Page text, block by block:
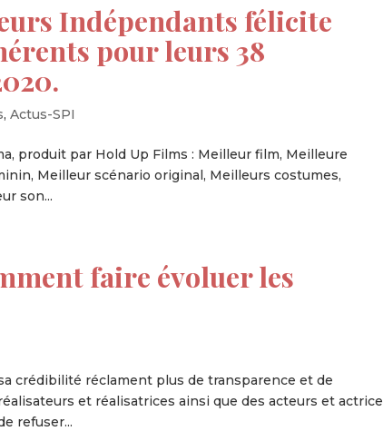
Indépendants félicite
pour leurs 38
,Actus-SPI
produit par Hold Up Films : Meilleur film, Meilleure
Meilleur scénario original, Meilleurs costumes,
son...
faire évoluer les
crédibilité réclament plus de transparence et de
et réalisatrices ainsi que des acteurs et
refuser...